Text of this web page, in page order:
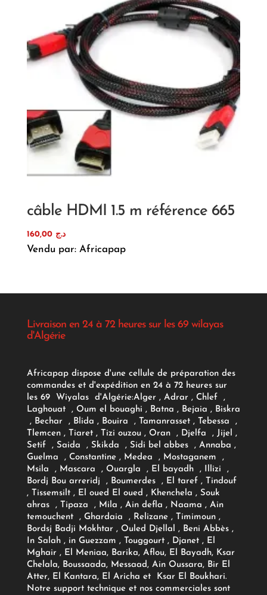
câble HDMI 1.5 m référence 665
د.ج 160,00
Vendu par: Africapap
Livraison en 24 à 72 heures sur les 69 wilayas
d'Algérie
Africapap dispose d'une cellule de préparation des
commandes et d'expédition en 24 à 72 heures sur
les 69 Wiyalas d'Algérie:Alger , Adrar, Chlef ,
Laghouat , Oum el bouaghi , Batna , Bejaia , Biskra
, Bechar , Blida , Bouira , Tamanrasset , Tebessa ,
Tlemcen , Tiaret , Tizi ouzou , Oran , Djelfa , Jijel ,
Setif , Saida , Skikda , Sidi bel abbes , Annaba ,
Guelma , Constantine , Medea , Mostaganem ,
Msila , Mascara , Ouargla , El bayadh , Illizi ,
Bordj Bou arreridj , Boumerdes , El taref , Tindouf
, Tissemsilt , El oued El oued , Khenchela , Souk
ahras , Tipaza , Mila , Ain defla , Naama , Ain
temouchent , Ghardaia , Relizane , Timimoun ,
Bordsj Badji Mokhtar , Ouled Djellal , Beni Abbès ,
In Salah , in Guezzam , Touggourt , Djanet , El
Mghair , El Meniaa, Barika, Aflou, El Bayadh, Ksar
Chelala, Boussaada, Messaad, Ain Oussara, Bir El
Atter, El Kantara, El Aricha et Ksar El Boukhari.
Notre support technique et nos commerciales sont